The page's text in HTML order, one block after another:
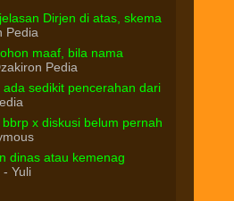
Dirjen di atas, skema
Pedia
maaf, bila nama
Pedia
sedikit pencerahan dari
x diskusi belum pernah
dinas atau kemenag
- Yuli